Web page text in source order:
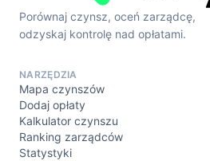
Porównaj czynsz, oceń zarządcę,
odzyskaj kontrolę nad opłatami.
NARZĘDZIA
Mapa czynszów
Dodaj opłaty
Kalkulator czynszu
Ranking zarządców
Statystyki